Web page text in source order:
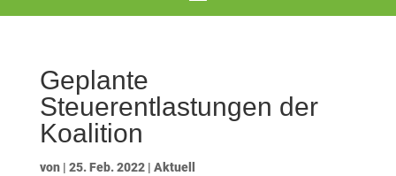
Geplante
Steuerentlastungen der
Koalition
von | 25. Feb. 2022| Aktuell